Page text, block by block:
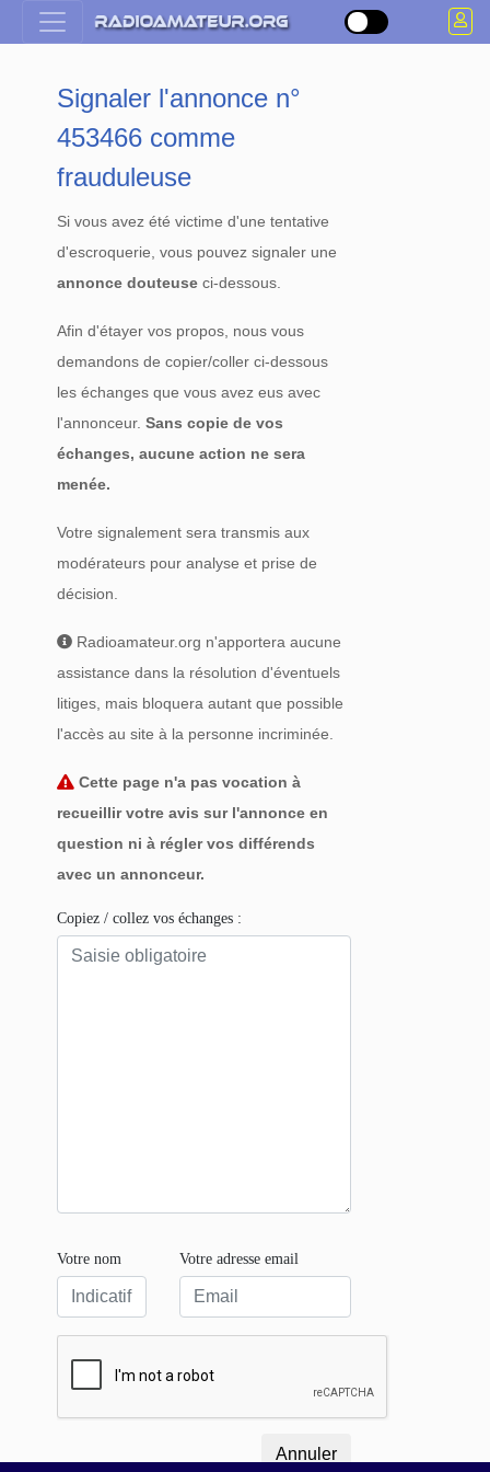
Signaler l'annonce n°
453466 comme
frauduleuse
Si vous avez été victime d'une tentative
d'escroquerie, vous pouvez signaler une
annonce douteuse ci-dessous.
Afin d'étayer vos propos, nous vous
demandons de copier/coller ci-dessous
les échanges que vous avez eus avec
l'annonceur.Sans copie de vos
échanges, aucune action ne sera
menée.
Votre signalement sera transmis aux
modérateurs pour analyse et prise de
décision.
Radioamateur.org n'apportera aucune
assistance dans la résolution d'éventuels
litiges, mais bloquera autant que possible
l'accès au site à la personne incriminée.
Cette page n'a pas vocation à
recueillir votre avis sur l'annonce en
question ni à régler vos différends
avec un annonceur.
Copiez / collez vos échanges :
Votre nom Votre adresse email